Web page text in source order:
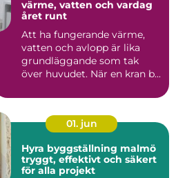
värme, vatten och vardag
året runt
Att ha fungerande värme,
vatten och avlopp är lika
grundläggande som tak
över huvudet. När en kran b...
01. jun
Hyra byggställning malmö
tryggt, effektivt och säkert
för alla projekt